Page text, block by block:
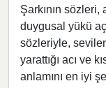
Şarkının sözleri,
duygusal yükü
sözleriyle,
yarattığı acı ve
anlamını en iyi